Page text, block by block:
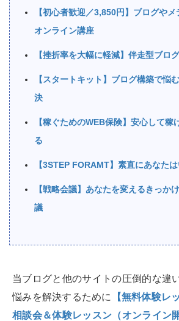
【初心者歓迎／3,850円】ブログや
オンライン講座
【挫折率を大幅に軽減】伴走型ブロ
【スタートキット】ブログ構築で悩
決
【稼ぐためのWEB保険】安心して稼
る
【3STEP FORAMT】素直にあなた
【戦略会議】あなたを変えるきっか
議
当ブログと他のサイトの圧倒的な違
悩みを解決するために
【無料体験レ
相談会＆体験レッスン（オンライン